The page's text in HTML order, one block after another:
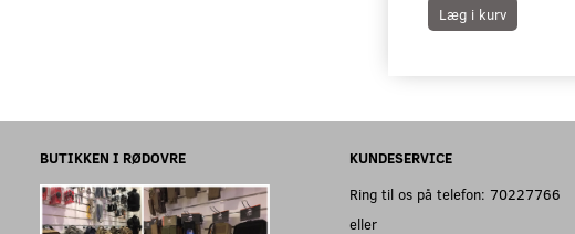
Læg i kurv
BUTIKKEN I RØDOVRE
KUNDESERVICE
Ring til os på telefon: 70227766
eller